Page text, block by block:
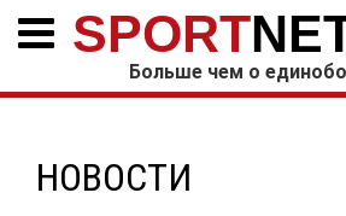
SPORT
Больше чем о
НОВОСТИ